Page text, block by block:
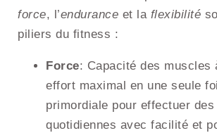
force, l’endurance et la flexibilité
piliers du fitness :
Force: Capacité des muscles
effort maximal en une seule
primordiale pour effectuer des
quotidiennes avec facilité et